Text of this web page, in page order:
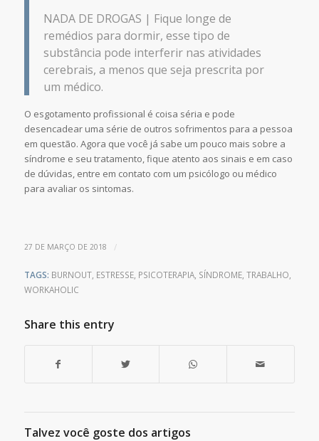
NADA DE DROGAS | Fique longe de
remédios para dormir, esse tipo de
substância pode interferir nas atividades
cerebrais, a menos que seja prescrita por
um médico.
O esgotamento profissional é coisa séria e pode
desencadear uma série de outros sofrimentos para a pessoa
em questão. Agora que você já sabe um pouco mais sobre a
síndrome e seu tratamento, fique atento aos sinais e em caso
de dúvidas, entre em contato com um psicólogo ou médico
para avaliar os sintomas.
27 DE MARÇO DE 2018 /
TAGS: BURNOUT, ESTRESSE, PSICOTERAPIA, SÍNDROME, TRABALHO
WORKAHOLIC
Share this entry
Talvez você goste dos artigos